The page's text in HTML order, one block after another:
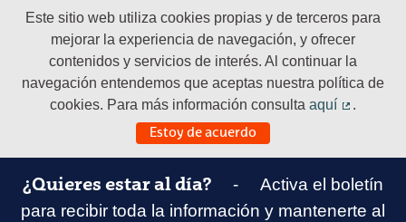
Este sitio web utiliza cookies propias y de terceros para
mejorar la experiencia de navegación, y ofrecer
contenidos y servicios de interés. Al continuar la
navegación entendemos que aceptas nuestra política de
cookies. Para más información consultaaquí
.
Estoy de acuerdo
¿Quieres estar al día? -
Activa el boletín
para recibir toda la información y mantenerte al